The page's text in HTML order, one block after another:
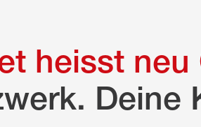
heisst neu
Deine